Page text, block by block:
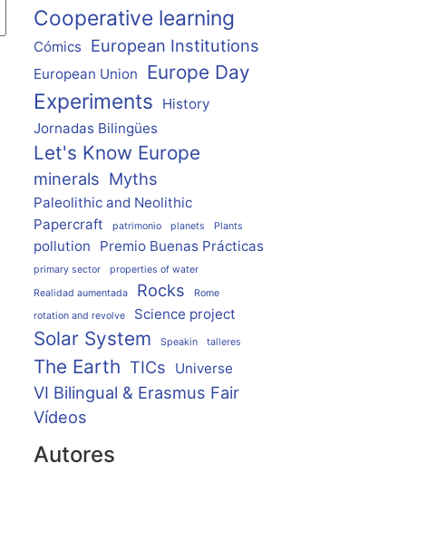
Cooperative learning
Cómics European Institutions
European Union Europe Day
Experiments
History
Jornadas Bilingües
Let's Know Europe
minerals Myths
Paleolithic and Neolithic
Papercraft
patrimonio planets Plants
pollution Premio Buenas Prácticas
primary sector
properties of water
Realidad aumentada
Rocks
Rome
rotation and revolve
Science project
Solar System Speakin talleres
The Earth TICs Universe
VI Bilingual & Erasmus Fair
Vídeos
Autores